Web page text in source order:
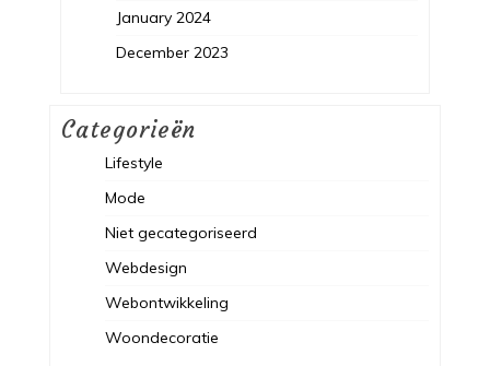
January 2024
December 2023
Categorieën
Lifestyle
Mode
Niet gecategoriseerd
Webdesign
Webontwikkeling
Woondecoratie